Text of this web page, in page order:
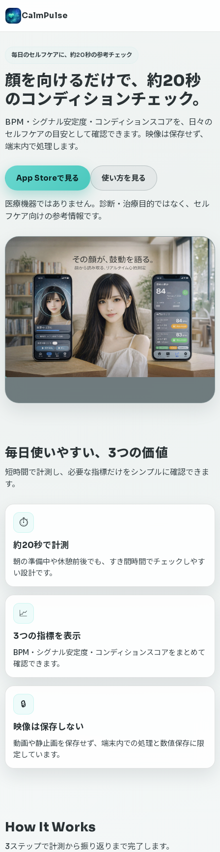
CalmPulse
毎日のセルフケアに、約20秒の参考チェック
顔を向けるだけで、約20秒
のコンディションチェック。
BPM・シグナル安定度・コンディションスコアを、日々の
セルフケアの目安として確認できます。映像は保存せず、
端末内で処理します。
App Storeで見る 使い方を見る
医療機器ではありません。診断・治療目的ではなく、セル
フケア向けの参考情報です。
毎日使いやすい、3つの価値
短時間で計測し、必要な指標だけをシンプルに確認できま
す。
⏱
約20秒で計測
朝の準備中や休憩前後でも、すき間時間でチェックしやす
い設計です。
📈
3つの指標を表示
BPM・シグナル安定度・コンディションスコアをまとめて
確認できます。
🔒
映像は保存しない
動画や静止画を保存せず、端末内での処理と数値保存に限
定しています。
How It Works
3ステップで計測から振り返りまで完了します。